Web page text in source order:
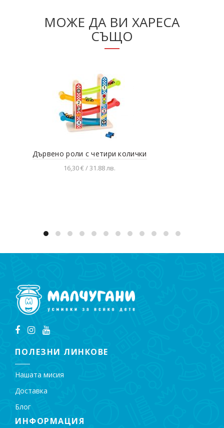
МОЖЕ ДА ВИ ХАРЕСА
СЪЩО
Дървено роли с четири колички
16,30 € / 31.88 лв.
ПОЛЕЗНИ ЛИНКОВЕ
Нашата мисия
Доставка
Блог
ИНФОРМАЦИЯ